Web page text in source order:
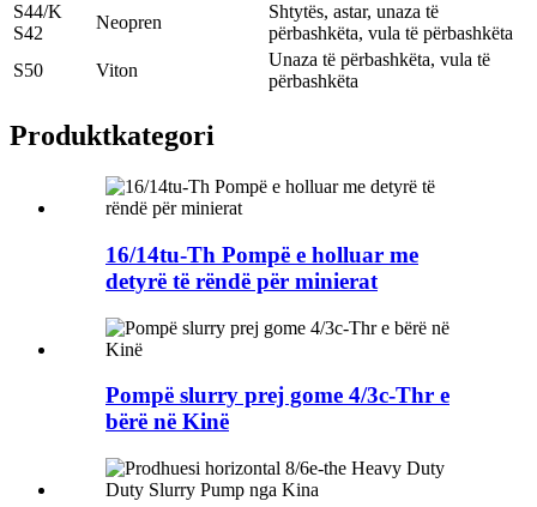
S44/K
S42
Neopren
Shtytës, astar, unaza të
përbashkëta, vula të përbashkëta
S50
Viton
Unaza të përbashkëta, vula të
përbashkëta
Produktkategori
16/14tu-Th Pompë e holluar me
detyrë të rëndë për minierat
Pompë slurry prej gome 4/3c-Thr e
bërë në Kinë